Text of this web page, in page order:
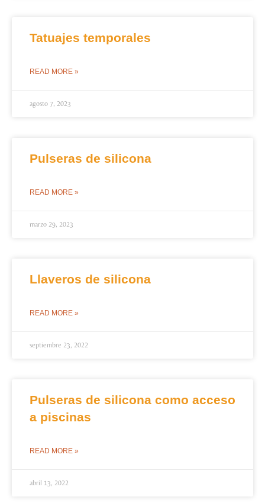
Tatuajes temporales
READ MORE »
agosto 7, 2023
Pulseras de silicona
READ MORE »
marzo 29, 2023
Llaveros de silicona
READ MORE »
septiembre 23, 2022
Pulseras de silicona como acceso
a piscinas
READ MORE »
abril 13, 2022